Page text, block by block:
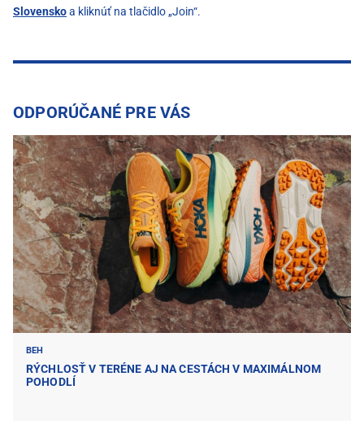
Slovenskoa kliknúť na tlačidlo „Join“.
ODPORÚČANÉ PRE VÁS
BEH
RÝCHLOSŤ V TERÉNE AJ NA CESTÁCH V MAXIMÁLNOM
POHODLÍ